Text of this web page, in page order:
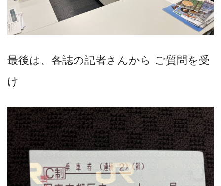
最後は、各誌の記者さんから ご質問を受
け